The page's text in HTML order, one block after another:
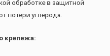
обработке в защитной
потери углерода.
крепежа: